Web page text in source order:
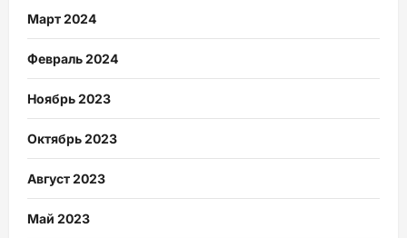
Март 2024
Февраль 2024
Ноябрь 2023
Октябрь 2023
Август 2023
Май 2023